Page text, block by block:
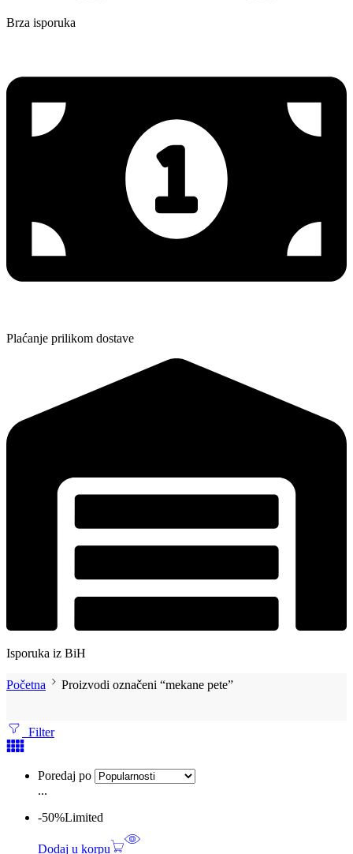
Brza isporuka
Plaćanje prilikom dostave
Isporuka iz BiH
Početna Proizvodi označeni “mekane pete”
Filter
Poredaj po
...
-50%Limited
Dodaj u korpu